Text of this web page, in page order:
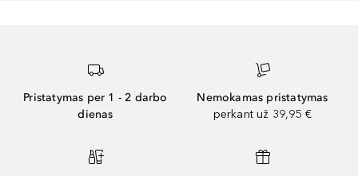
Pristatymas per 1 - 2 darbo
dienas
Nemokamas pristatymas
perkant už 39,95 €